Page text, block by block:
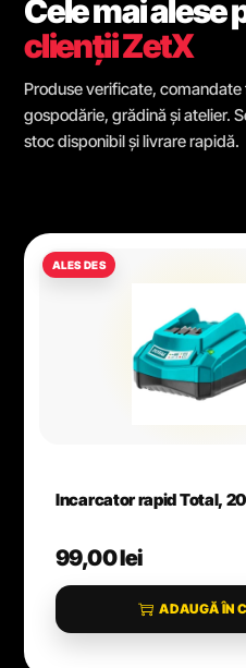
Cele mai alese
clienții ZetX
Produse verificate,
gospodărie, grădină și atelier.
stoc disponibil și livrare rapidă.
Incarcator rapid Total,
99,00lei
ADAUGĂ ÎN